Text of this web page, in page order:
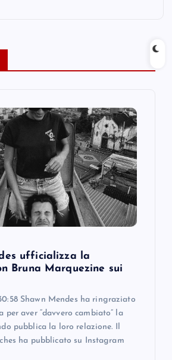
ufficializza la
Bruna Marquezine sui
Shawn Mendes ha ringraziato
per aver “davvero cambiato” la
pubblica la loro relazione. Il
ha pubblicato su Instagram